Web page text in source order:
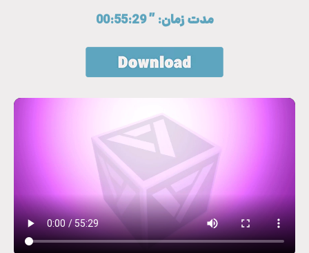
مدت زمان: ” 00:55:29